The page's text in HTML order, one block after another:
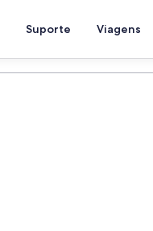
Suporte Viagens